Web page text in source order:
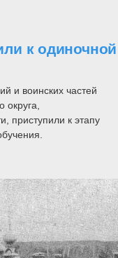
к одиночной
и воинских частей
приступили к этапу